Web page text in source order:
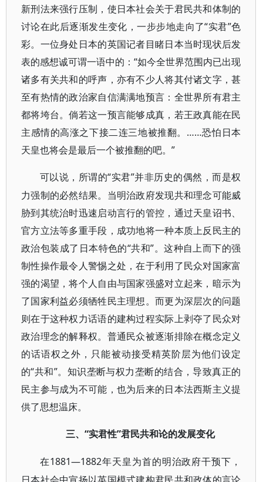
新刑法来强行压制，使日本社会关于君民共和体制的
讨论在此后逐渐发生变化，一步步地走向了“实君”色
彩。一位身处日本的英国记者目睹日本当时现状后发
表的感想诚可谓一语中的：“如今全世界范围内已出现
诸多有关共和的呼声，亦有不少人将其付诸文字，甚
至有热情的政治家自信满满地预言：全世界所有君主
都将垮台。倘若这一预言能够成真，若王政真能在民
主感情的高涨之下接二连三地被推翻。……恐怕日本
天皇也将会是最后一个被推翻的吧。”
可以说，所谓的“实君”并非历史的偶然，而是权
力强制的必然结果。当明治政府发现共和理念可能威
胁到其统治时迅速启动言行的管控，通过天皇诏书、
官方立法等多重手段，成功地将一种本质上反民主的
政治包装成了日本特色的“共和”。这种自上而下的强
制性操作最令人警惕之处，在于利用了民众对国家富
强的渴望，将个人自由与国家强盛对立起来，暗示为
了国家利益必须牺牲民主理想。而更为深层次的问题
则在于这种权力话语的建构过程实际上剥夺了民众对
政治理念的解释权。普通民众被逐渐排除在概念定义
的话语权之外，只能被动接受精英阶层为他们设定
的“共和”。知识垄断与权力垄断的结合，导致真正的
民主参与成为不可能，也为后来的日本法西斯主义提
供了思想温床。
三、“实君性”君民共和论的发展变化
在1881—1882年天皇为首的明治政府干预下，